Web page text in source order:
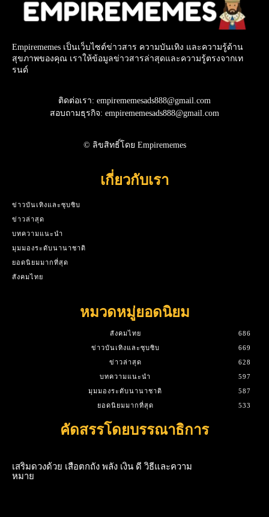
Empirememes เป็นเว็บไซต์ข่าวสาร ความบันเทิง และความรู้ด้าน
สุขภาพของคุณ เราให้ข้อมูลข่าวสารล่าสุดและความรู้ตรงจากเท
รนด์
ติดต่อเรา: empirememesads888@gmail.com
สอบถามธุรกิจ: empirememesads888@gmail.com
© ลิขสิทธิ์โดย Empirememes
เกี่ยวกับเรา
ข่าวบันเทิงและซุบซิบ
ข่าวล่าสุด
บทความแนะนำ
มุมมองระดับนานาชาติ
ยอดนิยมมากที่สุด
สังคมไทย
หมวดหมู่ยอดนิยม
สังคมไทย
686
ข่าวบันเทิงและซุบซิบ
669
ข่าวล่าสุด
628
บทความแนะนำ
597
มุมมองระดับนานาชาติ
587
ยอดนิยมมากที่สุด
533
คัดสรรโดยบรรณาธิการ
เสริมดวงด้วย เสือตกถัง พลัง เงิน ดี วิธีและความ
หมาย